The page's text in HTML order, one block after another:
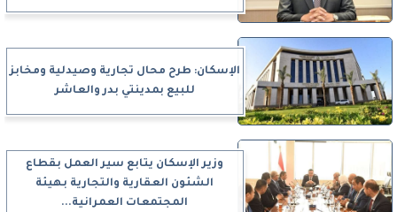
الإسكان: طرح محال تجارية وصيدلية ومخابز
للبيع بمدينتي بدر والعاشر
وزير الإسكان يتابع سير العمل بقطاع
الشئون العقارية والتجارية بهيئة
المجتمعات العمرانية...